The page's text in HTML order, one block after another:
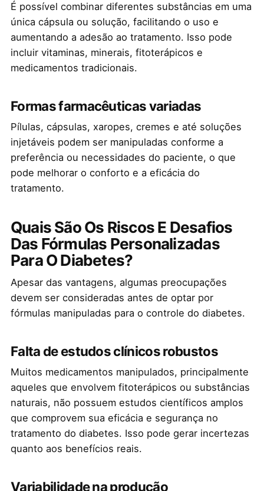
É possível combinar diferentes substâncias em uma
única cápsula ou solução, facilitando o uso e
aumentando a adesão ao tratamento. Isso pode
incluir vitaminas, minerais, fitoterápicos e
medicamentos tradicionais.
Formas farmacêuticas variadas
Pílulas, cápsulas, xaropes, cremes e até soluções
injetáveis podem ser manipuladas conforme a
preferência ou necessidades do paciente, o que
pode melhorar o conforto e a eficácia do
tratamento.
Quais São Os Riscos E Desafios
Das Fórmulas Personalizadas
Para O Diabetes?
Apesar das vantagens, algumas preocupações
devem ser consideradas antes de optar por
fórmulas manipuladas para o controle do diabetes.
Falta de estudos clínicos robustos
Muitos medicamentos manipulados, principalmente
aqueles que envolvem fitoterápicos ou substâncias
naturais, não possuem estudos científicos amplos
que comprovem sua eficácia e segurança no
tratamento do diabetes. Isso pode gerar incertezas
quanto aos benefícios reais.
Variabilidade na produção